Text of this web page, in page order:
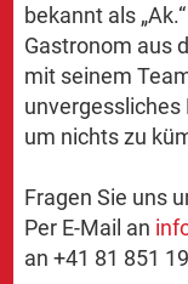
bekannt als
Gastronom aus
mit seinem
unvergessliches
um nichts zu
Fragen Sie uns
Per E-Mail an
an +41 81 851